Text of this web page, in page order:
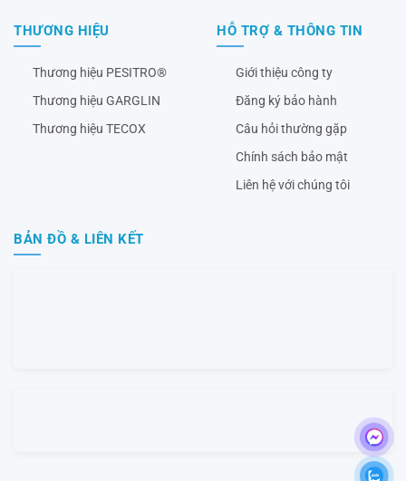
THƯƠNG HIỆU
Thương hiệu PESITRO®
Thương hiệu GARGLIN
Thương hiệu TECOX
HỖ TRỢ & THÔNG TIN
Giới thiệu công ty
Đăng ký bảo hành
Câu hỏi thường gặp
Chính sách bảo mật
Liên hệ với chúng tôi
BẢN ĐỒ & LIÊN KẾT